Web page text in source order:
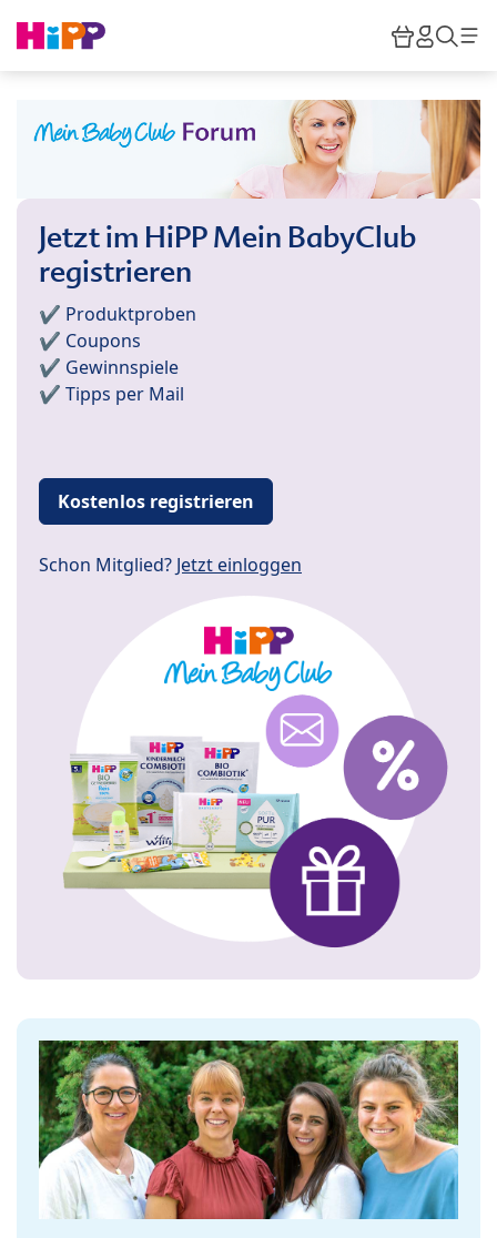
HiPP
Jetzt im HiPP Mein BabyClub
registrieren
✔️ Produktproben
✔️ Coupons
✔️ Gewinnspiele
✔️ Tipps per Mail
Kostenlos registrieren
Schon Mitglied? Jetzt einloggen